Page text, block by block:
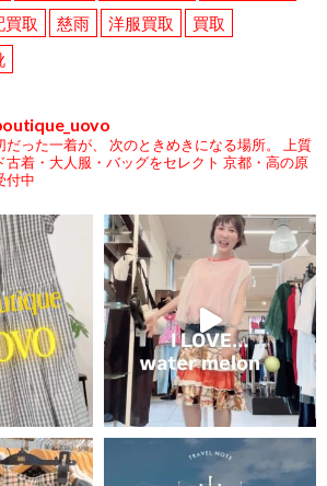
買取 慈雨 洋服買取
買取
った一着が、 次のときめきになる場所。
上質
古着・大人服・バッグをセレクト 京都・高の原
付中